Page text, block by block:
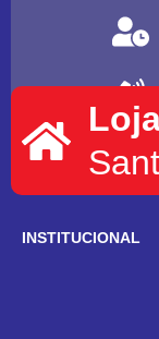
INSTITUCIONAL